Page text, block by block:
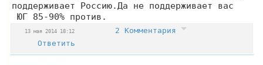
поддерживает Россию.Да не поддерживает вас
ЮГ 85-90% против.
13 мая 2014 18:12
2 Комментария
Ответить